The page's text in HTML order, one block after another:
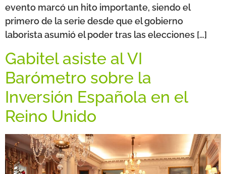
evento marcó un hito importante, siendo el
primero de la serie desde que el gobierno
laborista asumió el poder tras las elecciones […]
Gabitel asiste al VI
Barómetro sobre la
Inversión Española en el
Reino Unido